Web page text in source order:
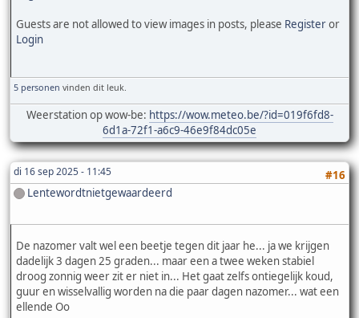
Guests are not allowed to view images in posts, please Registeror
Login
5 personen vinden dit leuk.
Weerstation op wow-be: https://wow.meteo.be/?id=019f6fd8-
6d1a-72f1-a6c9-46e9f84dc05e
di 16 sep 2025 - 11:45
#16
Lentewordtnietgewaardeerd
De nazomer valt wel een beetje tegen dit jaar he... ja we krijgen
dadelijk 3 dagen 25 graden... maar een a twee weken stabiel
droog zonnig weer zit er niet in... Het gaat zelfs ontiegelijk koud,
guur en wisselvallig worden na die paar dagen nazomer... wat een
ellende Oo